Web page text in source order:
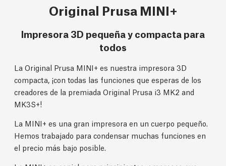
Original Prusa MINI+
Impresora 3D pequeña y compacta para
todos
La Original Prusa MINI+ es nuestra impresora 3D
compacta, ¡con todas las funciones que esperas de los
creadores de la premiada Original Prusa i3 MK2 and
MK3S+!
La MINI+ es una gran impresora en un cuerpo pequeño.
Hemos trabajado para condensar muchas funciones en
el precio más bajo posible.